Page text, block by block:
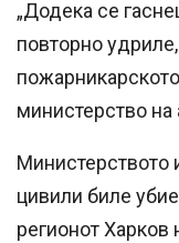
„Додека се
повторно
министерство на
Министерството
цивили биле
регионот Харков